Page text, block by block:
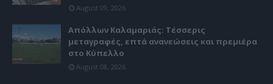
August 09, 2026
Απόλλων Καλαμαριάς: Τέσσερις
μεταγραφές, επτά ανανεώσεις και πρεμιέρα
στο Κύπελλο
August 08, 2026